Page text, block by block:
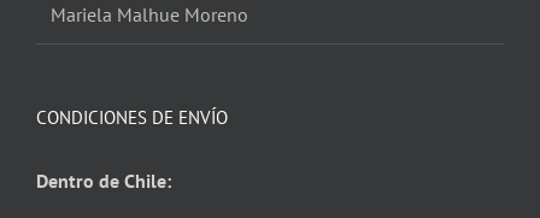
Mariela Malhue Moreno
CONDICIONES DE ENVÍO
Dentro de Chile: